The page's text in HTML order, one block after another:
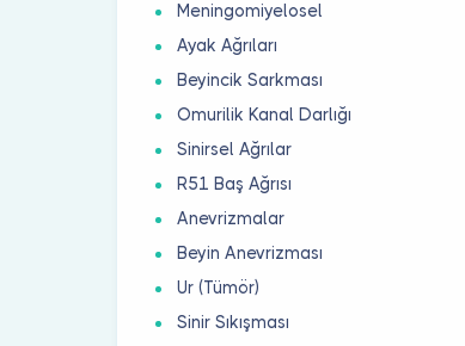
Meningomiyelosel
Ayak Ağrıları
Beyincik Sarkması
Omurilik Kanal Darlığı
Sinirsel Ağrılar
R51 Baş Ağrısı
Anevrizmalar
Beyin Anevrizması
Ur (Tümör)
Sinir Sıkışması